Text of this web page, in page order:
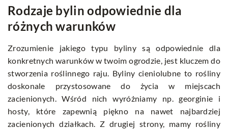
Rodzaje bylin odpowiednie dla
różnych warunków
Zrozumienie jakiego typu byliny są odpowiednie dla
konkretnych warunków w twoim ogrodzie, jest kluczem do
stworzenia roślinnego raju. Byliny cieniolubne to rośliny
doskonale przystosowane do życia w miejscach
zacienionych. Wśród nich wyróżniamy np. georginie i
hosty, które zapewnią piękno na nawet najbardziej
zacienionych działkach. Z drugiej strony, mamy rośliny